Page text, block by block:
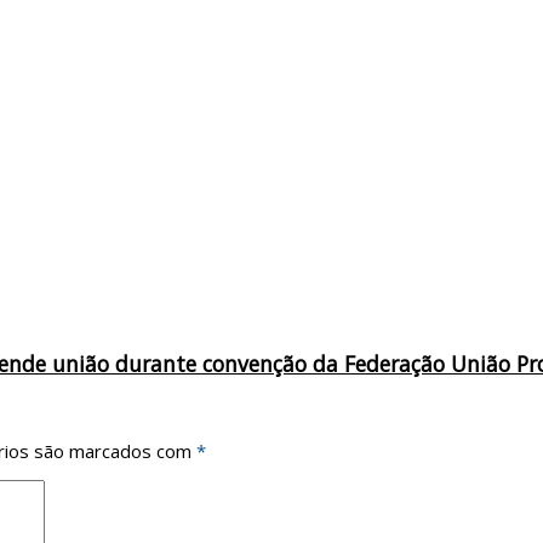
união durante convenção da Federação União
são marcados com *